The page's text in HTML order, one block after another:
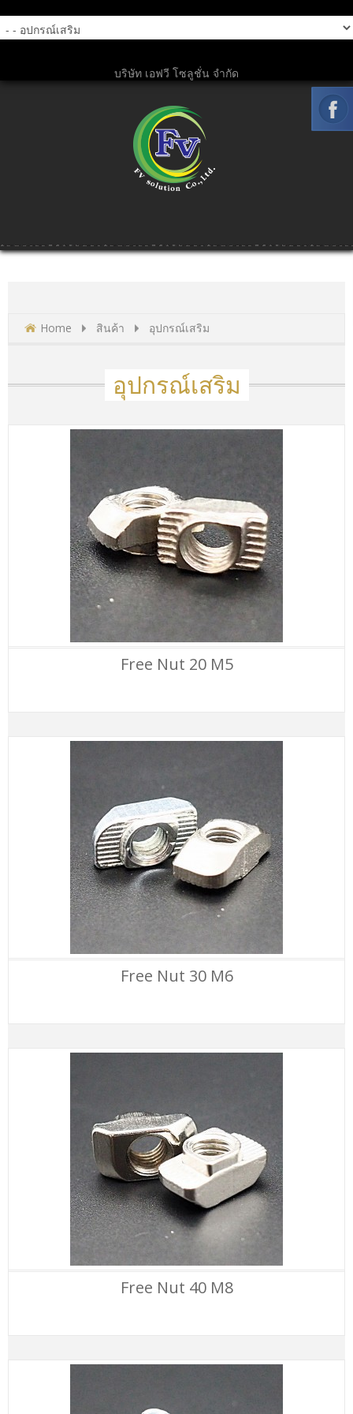
บริษัท เอฟวี โซลูชั่น จำกัด
Home สินค้า อุปกรณ์เสริม
อุปกรณ์เสริม
Free Nut 20 M5
Free Nut 30 M6
Free Nut 40 M8